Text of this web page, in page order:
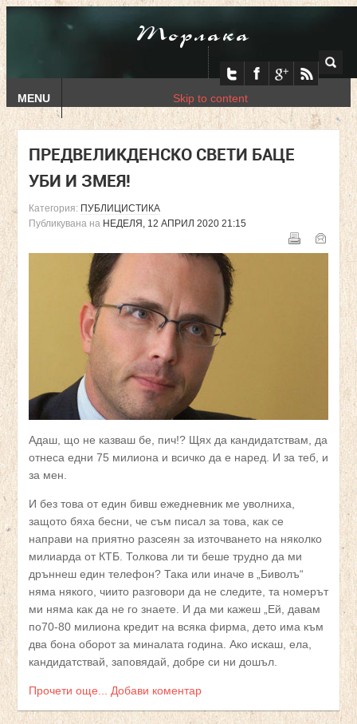
Торлака
MENU Skip to content
ПРЕДВЕЛИКДЕНСКО СВЕТИ БАЦЕ
УБИ И ЗМЕЯ!
Категория: ПУБЛИЦИСТИКА
Публикувана на НЕДЕЛЯ, 12 АПРИЛ 2020 21:15
Адаш, що не казваш бе, пич!? Щях да кандидатствам, да
отнеса едни 75 милиона и всичко да е наред. И за теб, и
за мен.
И без това от един бивш ежедневник ме уволниха,
защото бяха бесни, че съм писал за това, как се
направи на приятно разсеян за източването на няколко
милиарда от КТБ. Толкова ли ти беше трудно да ми
дръннеш един телефон? Така или иначе в „Биволъ“
няма някого, чиито разговори да не следите, та номерът
ми няма как да не го знаете. И да ми кажеш „Ей, давам
по70-80 милиона кредит на всяка фирма, дето има към
два бона оборот за миналата година. Ако искаш, ела,
кандидатствай, заповядай, добре си ни дошъл.
Прочети още... Добави коментар